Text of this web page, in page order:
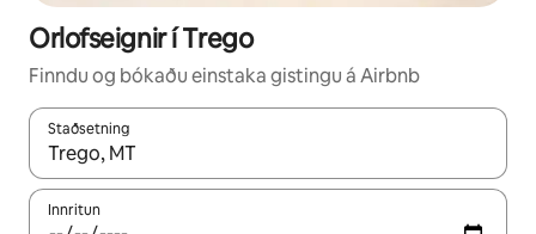
Orlofseignir í Trego
Finndu og bókaðu einstaka gistingu á Airbnb
Staðsetning
Þegar niðurstöður liggja fyrir skaltu nota upp og niður
Innritun